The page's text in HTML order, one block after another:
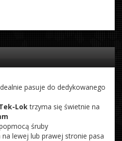
pasuje do dedykowanego
Loktrzyma się świetnie na
śruby
lewej lub prawej stronie pasa